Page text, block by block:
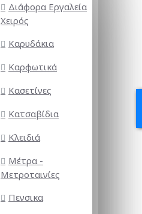
Διάφορα Εργαλεία
Χειρός
Καρυδάκια
Καρφωτικά
Κασετίνες
Κατσαβίδια
Κλειδιά
Μέτρα -
Μετροταινίες
Πενσικα